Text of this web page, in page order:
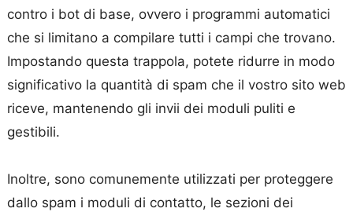
contro i bot di base, ovvero i programmi automatici
che si limitano a compilare tutti i campi che trovano.
Impostando questa trappola, potete ridurre in modo
significativo la quantità di spam che il vostro sito web
riceve, mantenendo gli invii dei moduli puliti e
gestibili.
Inoltre, sono comunemente utilizzati per proteggere
dallo spam i moduli di contatto, le sezioni dei